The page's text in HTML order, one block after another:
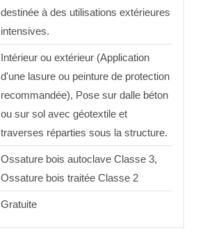
destinée à des utilisations extérieures
intensives.
Intérieur ou extérieur (Application
d'une lasure ou peinture de protection
recommandée), Pose sur dalle béton
ou sur sol avec géotextile et
traverses réparties sous la structure.
Ossature bois autoclave Classe 3,
Ossature bois traitée Classe 2
Gratuite